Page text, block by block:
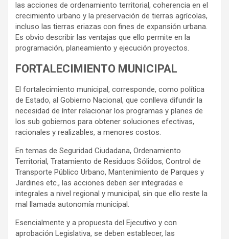
las acciones de ordenamiento territorial, coherencia en el
crecimiento urbano y la preservación de tierras agrícolas,
incluso las tierras eriazas con fines de expansión urbana.
Es obvio describir las ventajas que ello permite en la
programación, planeamiento y ejecución proyectos.
FORTALECIMIENTO MUNICIPAL
El fortalecimiento municipal, corresponde, como política
de Estado, al Gobierno Nacional, que conlleva difundir la
necesidad de ínter relacionar los programas y planes de
los sub gobiernos para obtener soluciones efectivas,
racionales y realizables, a menores costos.
En temas de Seguridad Ciudadana, Ordenamiento
Territorial, Tratamiento de Residuos Sólidos, Control de
Transporte Público Urbano, Mantenimiento de Parques y
Jardines etc., las acciones deben ser integradas e
integrales a nivel regional y municipal, sin que ello reste la
mal llamada autonomía municipal.
Esencialmente y a propuesta del Ejecutivo y con
aprobación Legislativa, se deben establecer, las